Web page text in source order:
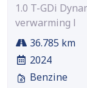
1.0 T-GDi
verwarming l
36.785 km
2024
Benzine